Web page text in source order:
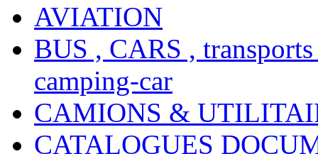
AVIATION
BUS , CARS ,
camping-car
CAMIONS &
CATALOGUES